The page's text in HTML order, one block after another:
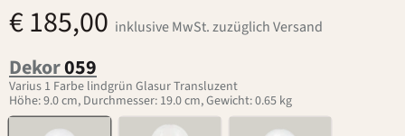
€ 185,00 inklusive MwSt. zuzüglich Versand
Dekor059
Varius 1 Farbe lindgrün Glasur Transluzent
Höhe: 9.0 cm, Durchmesser: 19.0 cm, Gewicht: 0.65 kg